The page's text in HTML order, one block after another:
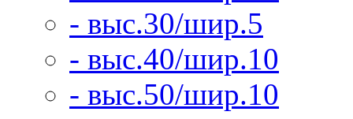
- выс.30/шир.5
- выс.40/шир.10
- выс.50/шир.10